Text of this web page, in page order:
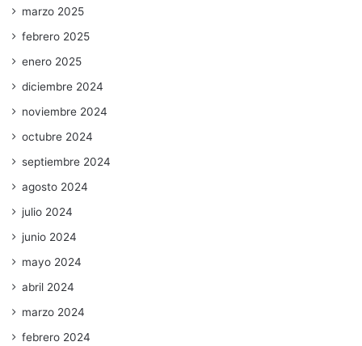
marzo 2025
febrero 2025
enero 2025
diciembre 2024
noviembre 2024
octubre 2024
septiembre 2024
agosto 2024
julio 2024
junio 2024
mayo 2024
abril 2024
marzo 2024
febrero 2024